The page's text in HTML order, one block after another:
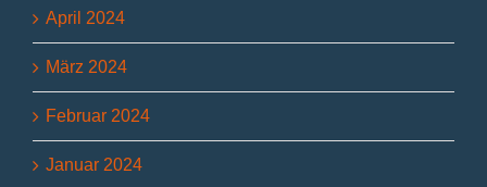
April 2024
März 2024
Februar 2024
Januar 2024